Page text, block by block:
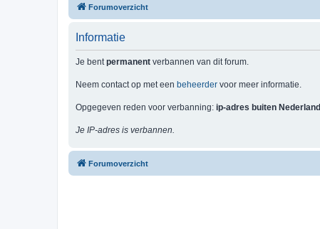
Forumoverzicht
Informatie
Je bentpermanent verbannen van dit forum.
Neem contact op met een beheerder voor meer informatie.
Opgegeven reden voor verbanning: ip-adres buiten Nederland
Je IP-adres is verbannen.
Forumoverzicht